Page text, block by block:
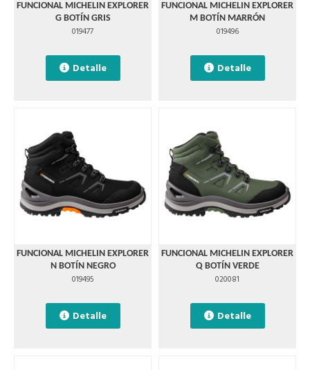
FUNCIONAL MICHELIN EXPLORER
G BOTÍN GRIS
019477
Detalle
FUNCIONAL MICHELIN EXPLORER
M BOTÍN MARRÓN
019496
Detalle
FUNCIONAL MICHELIN EXPLORER
N BOTÍN NEGRO
019495
Detalle
FUNCIONAL MICHELIN EXPLORER
Q BOTÍN VERDE
020081
Detalle